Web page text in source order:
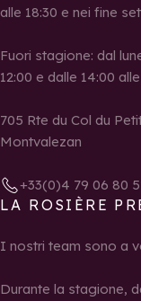
alle 18:30 e nei fine
Fuori stagione: dal
12:00 e dalle 14:00 alle
705 Rte du Col du
Montvalezan
+33(0)4 79 06 80
LA ROSIÈRE
I nostri team sono a
Durante la stagione,